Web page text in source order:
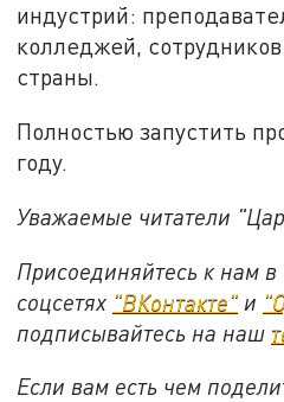
индустрий:
колледжей,
страны.
Полностью запустить
году.
Уважаемые читатели
Присоединяйтесь к нам в
соцсетях "ВКонтакте" и
подписывайтесь на наш
Если вам есть чем